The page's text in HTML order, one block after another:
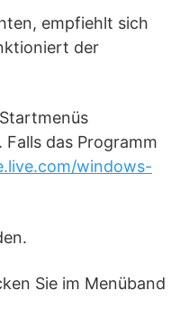
empfiehlt sich
der
Falls das Programm
windows-
Sie im Menüband